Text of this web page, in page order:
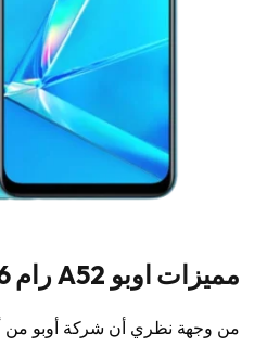
مميزات اوبو A52 رام 6
من وجهة نظري أن شركة أوبو من